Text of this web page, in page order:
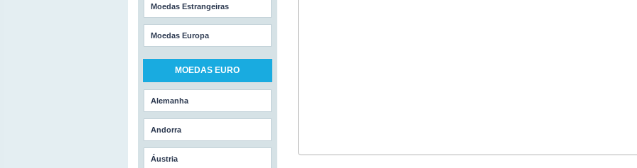
Moedas Estrangeiras
Moedas Europa
MOEDAS EURO
Alemanha
Andorra
Áustria